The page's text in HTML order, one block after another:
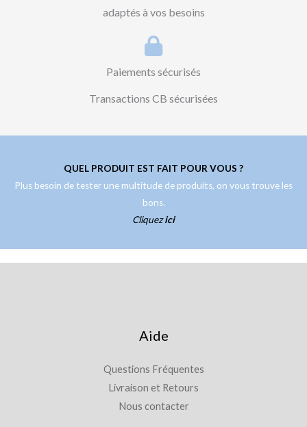
adaptés à vos besoins
Paiements sécurisés
Transactions CB sécurisées
QUEL PRODUIT EST FAIT POUR VOUS ?
Plus besoin de tester une multitude de produits, on vous trouve les
bons.
Cliquezici
Aide
Questions Fréquentes
Livraison et Retours
Nous contacter